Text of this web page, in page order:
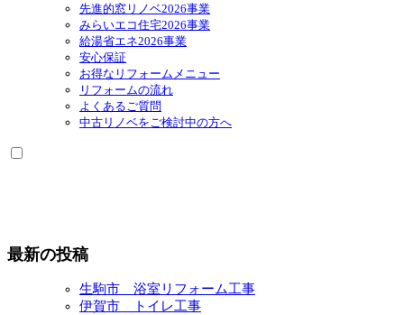
先進的窓リノベ2026事業
みらいエコ住宅2026事業
給湯省エネ2026事業
安心保証
お得なリフォームメニュー
リフォームの流れ
よくあるご質問
中古リノベをご検討中の方へ
最新の投稿
生駒市 浴室リフォーム工事
伊賀市 トイレ工事